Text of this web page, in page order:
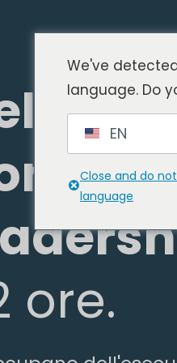
ore.
We've
language. Do
EN
Close and do
language